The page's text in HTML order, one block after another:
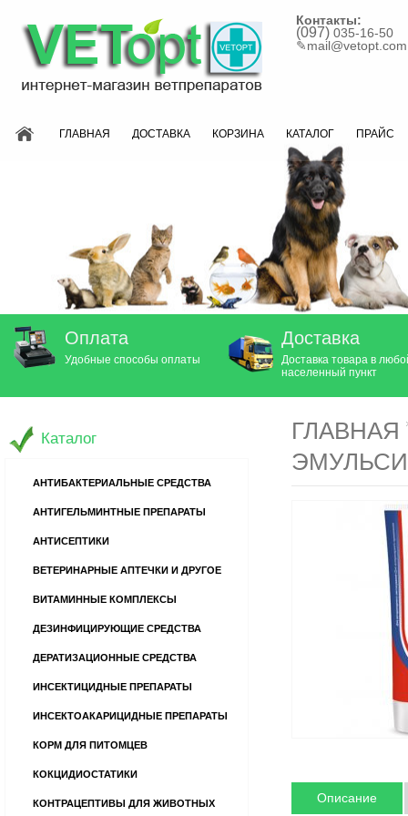
Контакты:
(097) 035-16-50
✎mail@vetopt.com
ГЛАВНАЯ ДОСТАВКА КОРЗИНА КАТАЛОГ ПРАЙС
Оплата
Удобные способы оплаты
Доставка
Доставка товара в
населенный пункт
ГЛАВНАЯ
Описание
Каталог
АНТИБАКТЕРИАЛЬНЫЕ СРЕДСТВА
АНТИГЕЛЬМИНТНЫЕ ПРЕПАРАТЫ
АНТИСЕПТИКИ
ВЕТЕРИНАРНЫЕ АПТЕЧКИ И ДРУГОЕ
ВИТАМИННЫЕ КОМПЛЕКСЫ
ДЕЗИНФИЦИРУЮЩИЕ СРЕДСТВА
ДЕРАТИЗАЦИОННЫЕ СРЕДСТВА
ИНСЕКТИЦИДНЫЕ ПРЕПАРАТЫ
ИНСЕКТОАКАРИЦИДНЫЕ ПРЕПАРАТЫ
КОРМ ДЛЯ ПИТОМЦЕВ
КОКЦИДИОСТАТИКИ
КОНТРАЦЕПТИВЫ ДЛЯ ЖИВОТНЫХ